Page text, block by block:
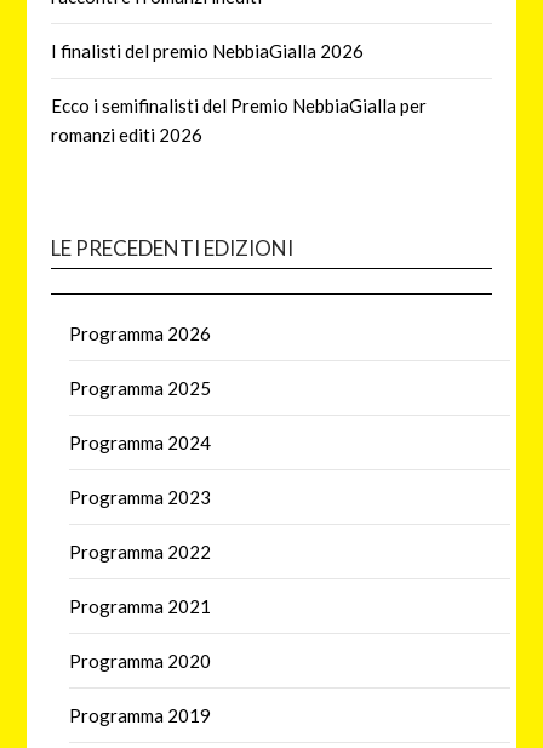
I finalisti del premio NebbiaGialla 2026
Ecco i semifinalisti del Premio NebbiaGialla per
romanzi editi 2026
LE PRECEDENTI EDIZIONI
Programma 2026
Programma 2025
Programma 2024
Programma 2023
Programma 2022
Programma 2021
Programma 2020
Programma 2019